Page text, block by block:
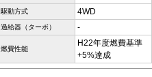
駆動方式 4WD
過給器（ターボ） -
燃費性能
H22年度燃費基準
+5%達成